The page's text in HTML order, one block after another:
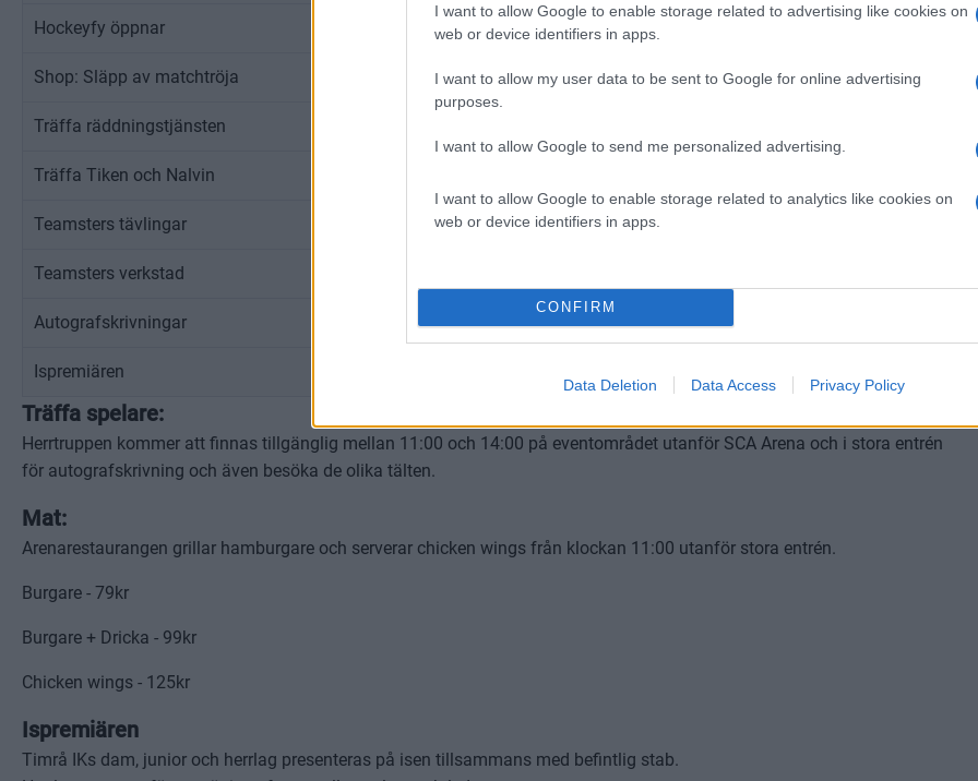
I want to allow Google to enable storage related to advertising like cookies on
web or device identifiers in apps.
I want to allow my user data to be sent to Google for online advertising
purposes.
I want to allow Google to send me personalized advertising.
I want to allow Google to enable storage related to analytics like cookies on
web or device identifiers in apps.
CONFIRM
Data Deletion Data Access Privacy Policy
Hockeyfy öppnar 11:00 - 14:30 Framför stora entrén
Shop: Släpp av matchtröja 11:00 - 16:00 Stora entrén
Träffa räddningstjänsten
Träffa Tiken och Nalvin
Teamsters tävlingar 11:00 - 14:30 Framför stora entrén
Teamsters verkstad
Autografskrivningar 11:00 - 14:00 Stora entrén + framför stora entrén
Ispremiären Norra långsidan öppen för sittplats
Träffa spelare:
Herrtruppen kommer att finnas tillgänglig mellan 11:00 och 14:00 på eventområdet utanför SCA Arena och i stora entrén
för autografskrivning och även besöka de olika tälten.
Mat:
Arenarestaurangen grillar hamburgare och serverar chicken wings från klockan 11:00 utanför stora entrén.
Burgare - 79kr
Burgare + Dricka - 99kr
Chicken wings - 125kr
Ispremiären
Timrå IKs dam, junior och herrlag presenteras på isen tillsammans med befintlig stab.